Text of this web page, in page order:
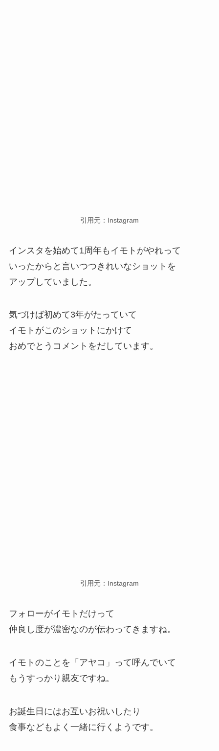
引用元：Instagram
インスタを始めて1周年もイモトがやれって
いったからと言いつつきれいなショットを
アップしていました。
気づけば初めて3年がたっていて
イモトがこのショットにかけて
おめでとうコメントをだしています。
引用元：Instagram
フォローがイモトだけって
仲良し度が濃密なのが伝わってきますね。
イモトのことを「アヤコ」って呼んでいて
もうすっかり親友ですね。
お誕生日にはお互いお祝いしたり
食事などもよく一緒に行くようです。